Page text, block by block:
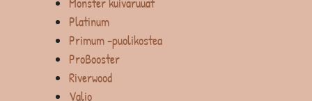
Platinum
Primum -puolikostea
ProBooster
Riverwood
Valio